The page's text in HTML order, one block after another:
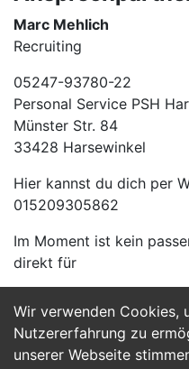
Wir verwenden Cookies,
Nutzererfahrung zu
unserer Webseite
Marc Mehlich
Recruiting
05247-93780-22
Personal Service PSH
Münster Str. 84
33428 Harsewinkel
Hier kannst du dich per
015209305862
Im Moment ist kein
direkt für
Jetzt